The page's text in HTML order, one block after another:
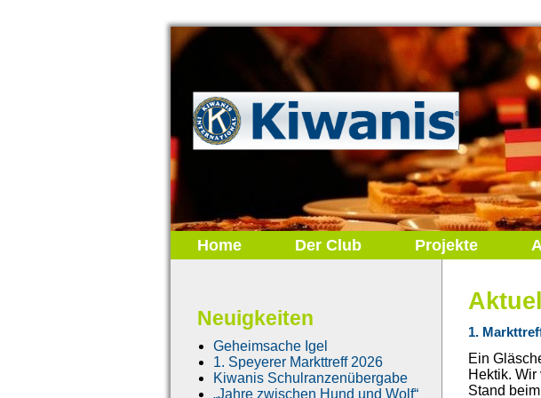
Home Der Club Projekte
Neuigkeiten
Geheimsache Igel
1. Speyerer Markttreff 2026
Kiwanis Schulranzenübergabe
„Jahre zwischen Hund und Wolf“
1.
Ein
Hektik.
Stand